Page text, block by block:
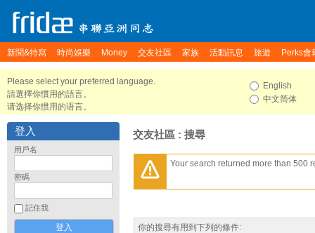
新聞&特寫 時尚娛樂 Money 交友社區 家族 活動訊息 旅遊 Perks會
Please select your preferred language.
請選擇你慣用的語言。
请选择你惯用的语言。
English
中文简体
登入
用戶名
密碼
記住我
交友社區 : 搜尋
Your search returned more than 500
你的搜尋有用到下列的條件: